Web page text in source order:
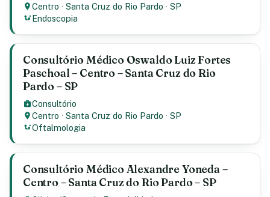
Centro ·Santa Cruz do Rio Pardo ·SP
Endoscopia
Consultório Médico Oswaldo Luiz Fortes
Paschoal – Centro – Santa Cruz do Rio
Pardo – SP
Consultório
Centro ·Santa Cruz do Rio Pardo ·SP
Oftalmologia
Consultório Médico Alexandre Yoneda –
Centro – Santa Cruz do Rio Pardo – SP